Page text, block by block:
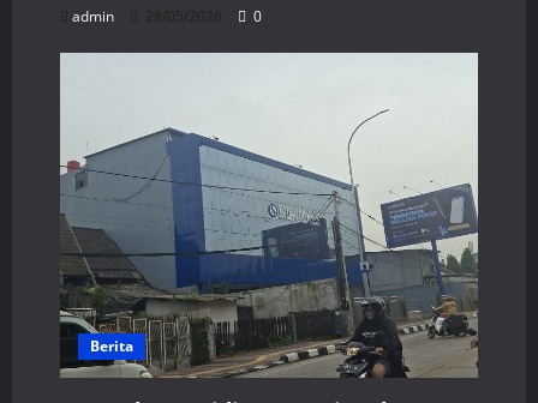
admin 28/05/2026 0
Berita